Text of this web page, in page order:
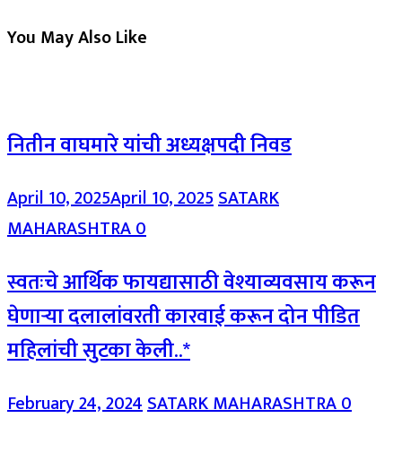
You May Also Like
नितीन वाघमारे यांची अध्यक्षपदी निवड
April 10, 2025April 10, 2025SATARK
MAHARASHTRA0
स्वतःचे आर्थिक फायद्यासाठी वेश्याव्यवसाय करून
घेणाऱ्या दलालांवरती कारवाई करून दोन पीडित
महिलांची सुटका केली..*
February 24, 2024SATARK MAHARASHTRA0